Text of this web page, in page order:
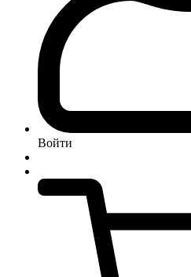
Войти